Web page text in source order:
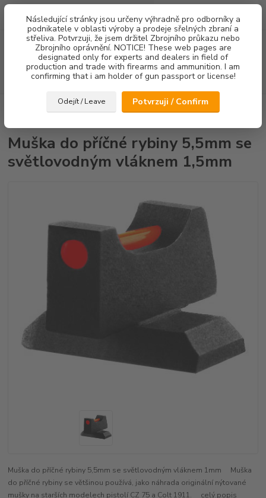
Následující stránky jsou určeny výhradně pro odborníky a
podnikatele v oblasti výroby a prodeje sřelných zbraní a
střeliva. Potvrzuji, že jsem držitel Zbrojního průkazu nebo
Zbrojního oprávnění. NOTICE! These web pages are
designated only for experts and dealers in field of
production and trade with firearms and ammunition. I am
confirming that i am holder of gun passport or license!
Odejít / Leave Potvrzuji / Confirm
Menu
Hledat
za0,00 Kč
CZ75/CZ85 Mušky
Muška do příčné rybiny 5,5mm
Muška do příčné rybiny 5,5mm se
světlovodným vláknem 1,5mm
Muška do příčné rybiny 5,5mm se světlovodným vláknem 1mm Muška
do příčné rybiny se většinou používá, jako náhrada originální nýtované
mušky na starších modelech pistolí CZ 75 a Colt 1911. celý popis